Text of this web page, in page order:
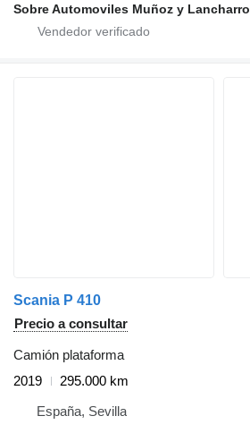
Sobre Automoviles Muñoz y Lancharro
Scania P 410
Precio a consultar
Camión plataforma
2019
295.000 km
España, Sevilla